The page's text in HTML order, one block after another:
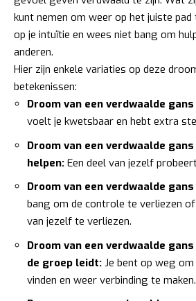
kunt nemen om weer op het juiste
op je intuïtie en wees niet bang om
anderen.
Hier zijn enkele variaties op deze
betekenissen:
Droom van een verdwaalde
voelt je kwetsbaar en hebt extra
Droom van een verdwaalde
helpen: Een deel van jezelf
Droom van een verdwaalde
bang om de controle te verliezen
van jezelf te verliezen.
Droom van een verdwaalde
de groep leidt: Je bent op weg
vinden en weer verbinding te maken.